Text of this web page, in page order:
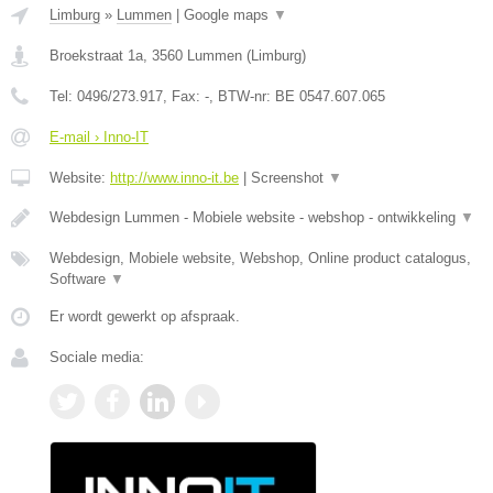
Limburg » Lummen Google maps ▼
Broekstraat 1a, 3560 Lummen (Limburg)
Tel: 0496/273.917, Fax: -, BTW-nr: BE 0547.607.065
E-mail › Inno-IT
Website: http://www.inno-it.be Screenshot ▼
Webdesign Lummen - Mobiele website - webshop - ontwikkeling ▼
Webdesign, Mobiele website, Webshop, Online product catalogus,
Software ▼
Er wordt gewerkt op afspraak.
Sociale media: